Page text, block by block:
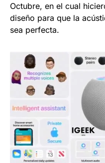
Octubre, en el cual
diseño para que la
sea perfecta.